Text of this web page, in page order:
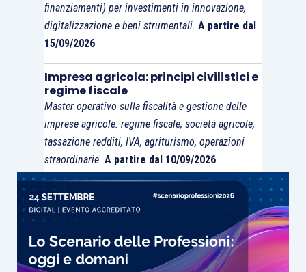
finanziamenti) per investimenti in innovazione,
digitalizzazione e beni strumentali. A partire dal
15/09/2026
Impresa agricola: principi civilistici e
regime fiscale
Master operativo sulla fiscalità e gestione delle
imprese agricole: regime fiscale, società agricole,
tassazione redditi, IVA, agriturismo, operazioni
straordinarie. A partire dal 10/09/2026